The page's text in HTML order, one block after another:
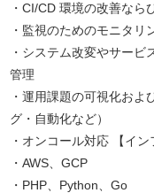
・CI/CD 環境の改善な
・監視のためのモニタリ
・システム改変やサー
管理
・運用課題の可視化お
グ・自動化など）
・オンコール対応 【イン
・AWS、GCP
・PHP、Python、Go